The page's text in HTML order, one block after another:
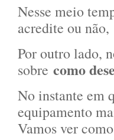
Nesse meio
acredite ou não,
Por outro lado,
sobre como
No instante em
equipamento
Vamos ver